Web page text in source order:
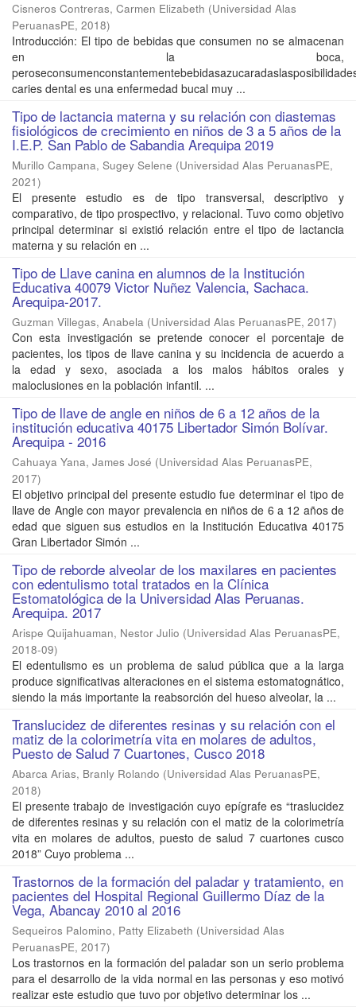
Cisneros Contreras, Carmen Elizabeth (Universidad Alas
PeruanasPE, 2018)
Introducción: El tipo de bebidas que consumen no se almacenan
en la boca,
caries dental es una enfermedad bucal muy ...
Tipo de lactancia materna y su relación con diastemas
fisiológicos de crecimiento en niños de 3 a 5 años de la
I.E.P. San Pablo de Sabandia Arequipa 2019
Murillo Campana, Sugey Selene (Universidad Alas PeruanasPE,
2021)
El presente estudio es de tipo transversal, descriptivo y
comparativo, de tipo prospectivo, y relacional. Tuvo como objetivo
principal determinar si existió relación entre el tipo de lactancia
materna y su relación en ...
Tipo de Llave canina en alumnos de la Institución
Educativa 40079 Victor Nuñez Valencia, Sachaca.
Arequipa-2017.
Guzman Villegas, Anabela (Universidad Alas PeruanasPE, 2017)
Con esta investigación se pretende conocer el porcentaje de
pacientes, los tipos de llave canina y su incidencia de acuerdo a
la edad y sexo, asociada a los malos hábitos orales y
maloclusiones en la población infantil. ...
Tipo de llave de angle en niños de 6 a 12 años de la
institución educativa 40175 Libertador Simón Bolívar.
Arequipa - 2016
Cahuaya Yana, James José (Universidad Alas PeruanasPE,
2017)
El objetivo principal del presente estudio fue determinar el tipo de
llave de Angle con mayor prevalencia en niños de 6 a 12 años de
edad que siguen sus estudios en la Institución Educativa 40175
Gran Libertador Simón ...
Tipo de reborde alveolar de los maxilares en pacientes
con edentulismo total tratados en la Clínica
Estomatológica de la Universidad Alas Peruanas.
Arequipa. 2017
Arispe Quijahuaman, Nestor Julio (Universidad Alas PeruanasPE,
2018-09)
El edentulismo es un problema de salud pública que a la larga
produce significativas alteraciones en el sistema estomatognático,
siendo la más importante la reabsorción del hueso alveolar, la ...
Translucidez de diferentes resinas y su relación con el
matiz de la colorimetría vita en molares de adultos,
Puesto de Salud 7 Cuartones, Cusco 2018
Abarca Arias, Branly Rolando (Universidad Alas PeruanasPE,
2018)
El presente trabajo de investigación cuyo epígrafe es “traslucidez
de diferentes resinas y su relación con el matiz de la colorimetría
vita en molares de adultos, puesto de salud 7 cuartones cusco
2018” Cuyo problema ...
Trastornos de la formación del paladar y tratamiento, en
pacientes del Hospital Regional Guillermo Díaz de la
Vega, Abancay 2010 al 2016
Sequeiros Palomino, Patty Elizabeth (Universidad Alas
PeruanasPE, 2017)
Los trastornos en la formación del paladar son un serio problema
para el desarrollo de la vida normal en las personas y eso motivó
realizar este estudio que tuvo por objetivo determinar los ...